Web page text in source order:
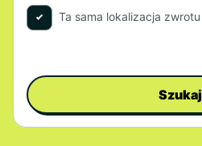
Ta sama lokalizacja zwrotu
Szukaj